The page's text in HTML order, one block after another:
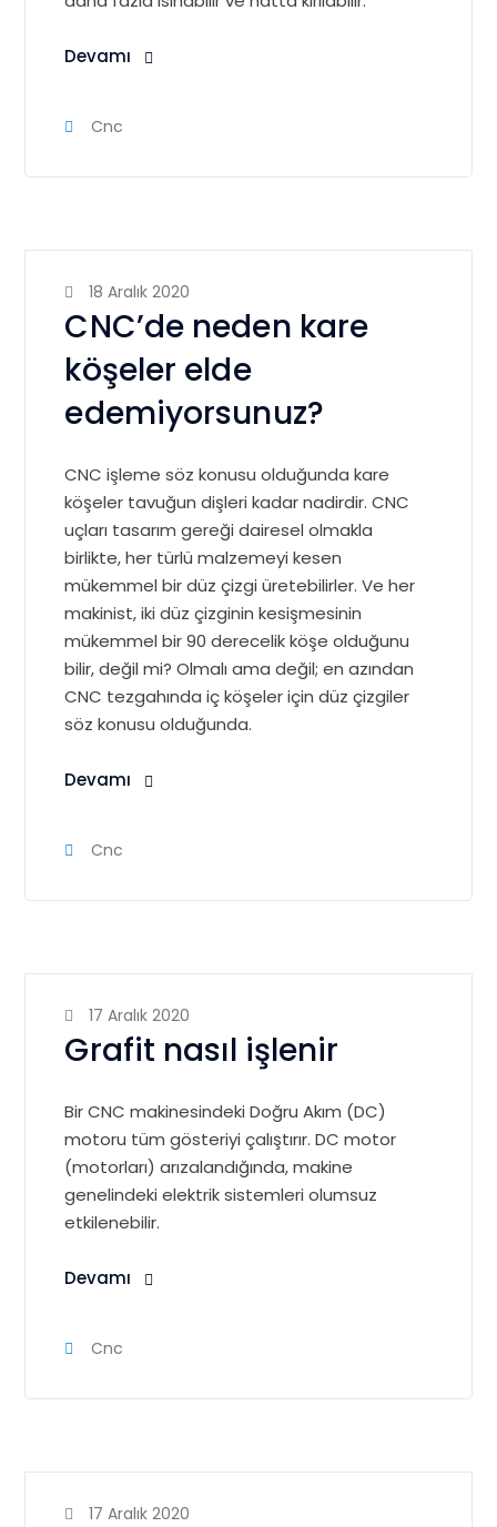
Devamı
Cnc
18 Aralık 2020
CNC’de neden kare
köşeler elde
edemiyorsunuz?
CNC işleme söz konusu olduğunda kare
köşeler tavuğun dişleri kadar nadirdir. CNC
uçları tasarım gereği dairesel olmakla
birlikte, her türlü malzemeyi kesen
mükemmel bir düz çizgi üretebilirler. Ve her
makinist, iki düz çizginin kesişmesinin
mükemmel bir 90 derecelik köşe olduğunu
bilir, değil mi? Olmalı ama değil; en azından
CNC tezgahında iç köşeler için düz çizgiler
söz konusu olduğunda.
Devamı
Cnc
17 Aralık 2020
Grafit nasıl işlenir
Bir CNC makinesindeki Doğru Akım (DC)
motoru tüm gösteriyi çalıştırır. DC motor
(motorları) arızalandığında, makine
genelindeki elektrik sistemleri olumsuz
etkilenebilir.
Devamı
Cnc
17 Aralık 2020